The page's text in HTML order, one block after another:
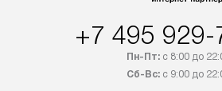
в Санкт-Петербург и другие
транспортные компании. После
+7 495 929-
Пн-Пт:с 8:00 до
Сб-Вс:с 9:00 до